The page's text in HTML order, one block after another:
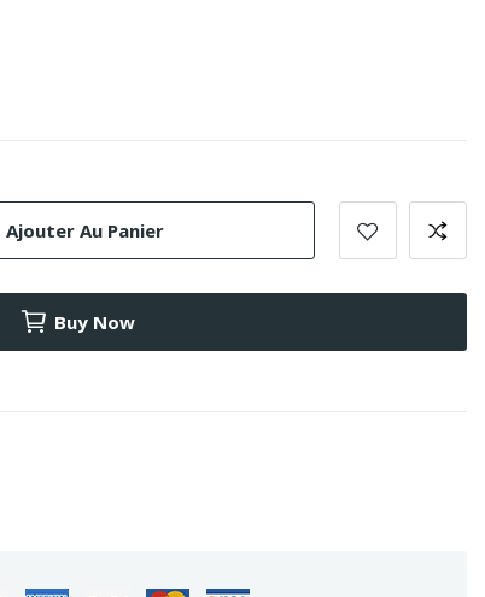
Ajouter Au Panier
Buy Now